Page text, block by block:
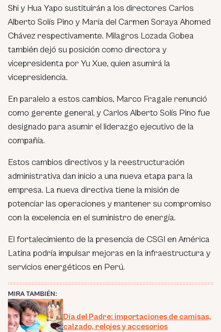
Shi y Hua Yapo sustituirán a los directores Carlos
Alberto Solís Pino y María del Carmen Soraya Ahomed
Chávez respectivamente. Milagros Lozada Gobea
también dejó su posición como directora y
vicepresidenta por Yu Xue, quien asumirá la
vicepresidencia.
En paralelo a estos cambios, Marco Fragale renunció
como gerente general, y Carlos Alberto Solís Pino fue
designado para asumir el liderazgo ejecutivo de la
compañía.
Estos cambios directivos y la reestructuración
administrativa dan inicio a una nueva etapa para la
empresa. La nueva directiva tiene la misión de
potenciar las operaciones y mantener su compromiso
con la excelencia en el suministro de energía.
El fortalecimiento de la presencia de CSGI en América
Latina podría impulsar mejoras en la infraestructura y
servicios energéticos en Perú.
MIRA TAMBIÉN:
Día del Padre: importaciones de camisas,
calzado, relojes y accesorios